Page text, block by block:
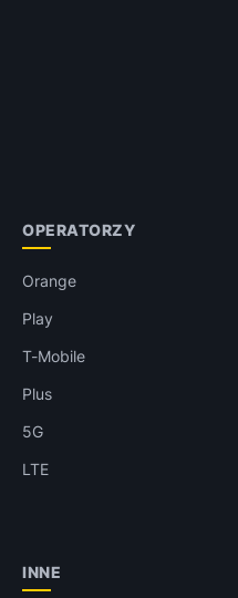
OPERATORZY
Orange
Play
T-Mobile
Plus
5G
LTE
INNE